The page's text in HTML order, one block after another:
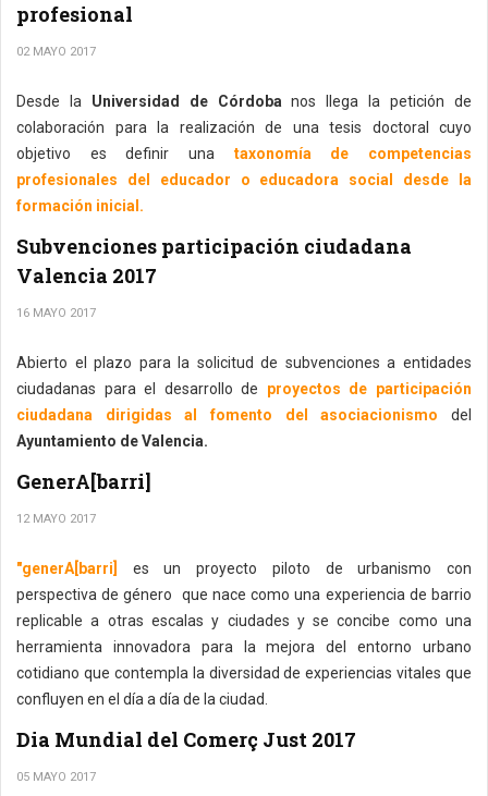
profesional
02 MAYO 2017
Desde la Universidad de Córdoba nos llega la petición de
colaboración para la realización de una tesis doctoral cuyo
objetivo es definir una taxonomía de competencias
profesionales del educador o educadora social desde la
formación inicial.
Subvenciones participación ciudadana
Valencia 2017
16 MAYO 2017
Abierto el plazo para la solicitud de subvenciones a entidades
ciudadanas para el desarrollo de proyectos de participación
ciudadana dirigidas al fomento del asociacionismo del
Ayuntamiento de Valencia.
GenerA[barri]
12 MAYO 2017
"generA[barri]
es un proyecto piloto de urbanismo con
perspectiva de género que nace como una experiencia de barrio
replicable a otras escalas y ciudades y se concibe como una
herramienta innovadora para la mejora del entorno urbano
cotidiano que contempla la diversidad de experiencias vitales que
confluyen en el día a día de la ciudad.
Dia Mundial del Comerç Just 2017
05 MAYO 2017